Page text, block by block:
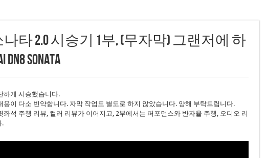
나타 2.0 시승기 1부, (무자막) 그랜저에 하
Sonata
하게 시승했습니다.
용이 다소 빈약합니다. 자막 작업도 별도로 하지 않았습니다. 양해 부탁드립니다.
좌석 주행 리뷰, 컬러 리뷰가 이어지고, 2부에서는 퍼포먼스와 반자율 주행, 오디오 리
.